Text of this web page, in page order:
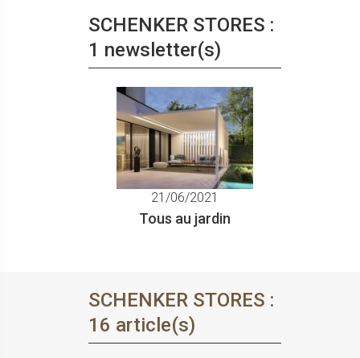
SCHENKER STORES :
1 newsletter(s)
21/06/2021
Tous au jardin
SCHENKER STORES :
16 article(s)